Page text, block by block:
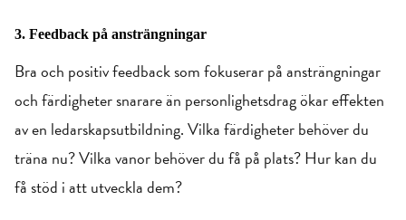
3. Feedback på ansträngningar
Bra och positiv feedback som fokuserar på ansträngningar
och färdigheter snarare än personlighetsdrag ökar effekten
av en ledarskapsutbildning. Vilka färdigheter behöver du
träna nu? Vilka vanor behöver du få på plats? Hur kan du
få stöd i att utveckla dem?